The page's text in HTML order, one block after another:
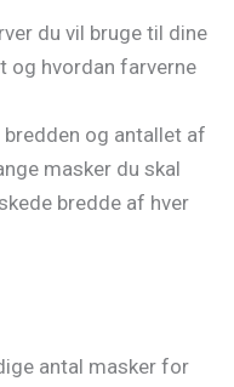
du vil bruge til dine
og hvordan farverne
bredden og antallet af
masker du skal
bredde af hver
antal masker for